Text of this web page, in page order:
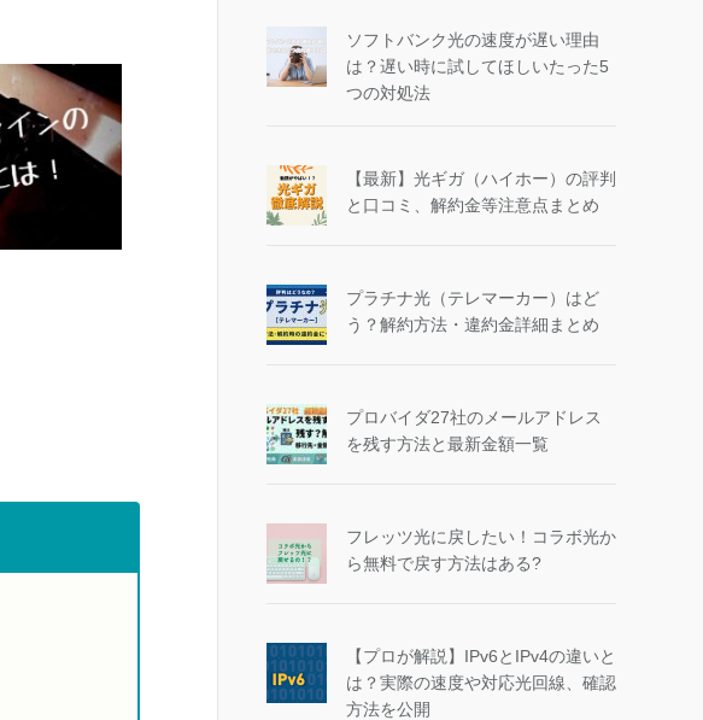
ソフトバンク光の速度が遅い理由
は？遅い時に試してほしいたった5
つの対処法
【最新】光ギガ（ハイホー）の評判
と口コミ、解約金等注意点まとめ
プラチナ光（テレマーカー）はど
う？解約方法・違約金詳細まとめ
プロバイダ27社のメールアドレス
を残す方法と最新金額一覧
フレッツ光に戻したい！コラボ光か
ら無料で戻す方法はある?
【プロが解説】IPv6とIPv4の違いと
は？実際の速度や対応光回線、確認
方法を公開